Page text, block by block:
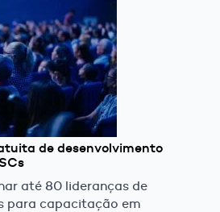
de desenvolvimento
até 80 lideranças de
para capacitação em